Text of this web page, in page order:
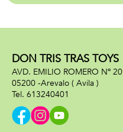
DON TRIS TRAS TOYS
AVD. EMILIO ROMERO Nº 20
05200 -Arevalo ( Avila )
613240401